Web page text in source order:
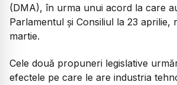
(DMA), în urma unui acord la care
Parlamentul şi Consiliul la 23 aprilie,
martie.
Cele două propuneri legislative
efectele pe care le are industria